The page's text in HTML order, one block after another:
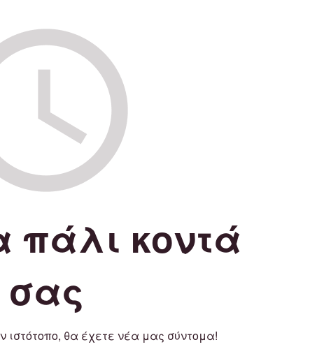
πάλι κοντά
σας
ιστότοπο, θα έχετε νέα μας σύντομα!